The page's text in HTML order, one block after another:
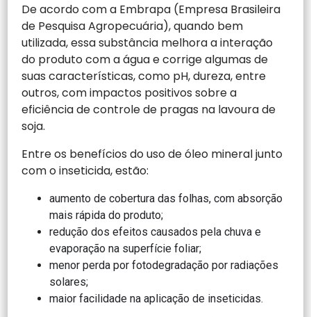
De acordo com a Embrapa (Empresa Brasileira
de Pesquisa Agropecuária), quando bem
utilizada, essa substância melhora a interação
do produto com a água e corrige algumas de
suas características, como pH, dureza, entre
outros, com impactos positivos sobre a
eficiência de controle de pragas na lavoura de
soja.
Entre os benefícios do uso de óleo mineral junto
com o inseticida, estão:
aumento de cobertura das folhas, com absorção
mais rápida do produto;
redução dos efeitos causados pela chuva e
evaporação na superfície foliar;
menor perda por fotodegradação por radiações
solares;
maior facilidade na aplicação de inseticidas.